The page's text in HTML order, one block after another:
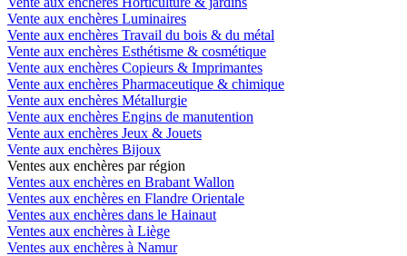
Vente aux enchères Luminaires
Vente aux enchères Travail du bois & du métal
Vente aux enchères Esthétisme & cosmétique
Vente aux enchères Copieurs & Imprimantes
Vente aux enchères Pharmaceutique & chimique
Vente aux enchères Métallurgie
Vente aux enchères Engins de manutention
Vente aux enchères Jeux & Jouets
Vente aux enchères Bijoux
Ventes aux enchères par région
Ventes aux enchères en Brabant Wallon
Ventes aux enchères en Flandre Orientale
Ventes aux enchères dans le Hainaut
Ventes aux enchères à Liège
Ventes aux enchères à Namur